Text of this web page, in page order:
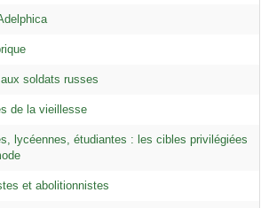
soldats russes
de la vieillesse
lycéennes, étudiantes : les cibles privilégiées
et abolitionnistes